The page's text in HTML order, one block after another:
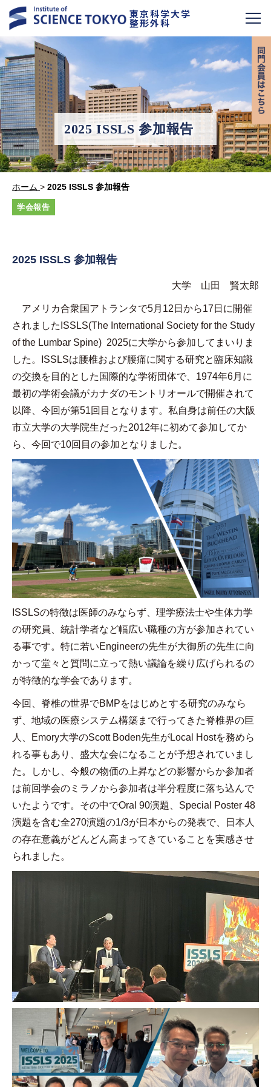
東京科学大学
整形外科
2025 ISSLS 参加報告
ホーム > 2025 ISSLS 参加報告
学会報告
2025 ISSLS 参加報告
大学 山田 賢太郎
アメリカ合衆国アトランタで5月 12 日から17 日に開催
されました ISSLS(The International Society for the Study
of the Lumbar Spine) 2025に大学から参加してまいりま
した。
ISSLSは腰椎および腰痛に関する研究と臨床知識
の交換を目的とした国際的な学術団体で、 1974年6月に
最初の学術会議がカナダのモントリオールで開催されて
以降、今回が第51回目となります。私自身は前任の大阪
市立大学の大学院生だった2012年に初めて参加してか
ら、今回で10回目の参加となりました。
ISSLSの特徴は医師のみならず、理学療法士や生体力学
の研究員、統計学者など幅広い職種の方が参加されてい
る事です。特に若いEngineerの先生が大御所の先生に向
かって堂々と質問に立って熱い議論を繰り広げられるの
が特徴的な学会であります。
今回、脊椎の世界でBMPをはじめとする研究のみなら
ず、地域の医療システム構築まで行ってきた脊椎界の巨
人、
Emory大学のScott Boden先生がLocal Hostを務めら
れる事もあり、盛大な会になることが予想されていまし
た。しかし、今般の物価の上昇などの影響からか参加者
は前回学会のミラノから参加者は半分程度に落ち込んで
いたようです。その中でOral 90演題、 Special Poster 48
演題を含む全270演題の1/3が日本からの発表で、日本人
の存在意義がどんどん高まってきていることを実感させ
られました。